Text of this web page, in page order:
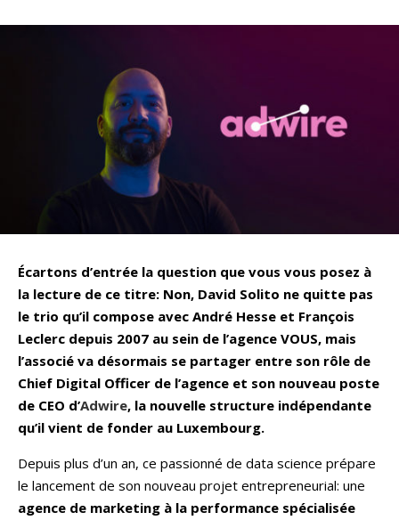
Écartons d’entrée la question que vous vous posez à
la lecture de ce titre: Non, David Solito ne quitte pas
le trio qu’il compose avec André Hesse et François
Leclerc depuis 2007 au sein de l’agence VOUS, mais
l’associé va désormais se partager entre son rôle de
Chief Digital Officer de l’agence et son nouveau poste
de CEO d’Adwire, la nouvelle structure indépendante
qu’il vient de fonder au Luxembourg.
Depuis plus d’un an, ce passionné de data science prépare
le lancement de son nouveau projet entrepreneurial: une
agence de marketing à la performance spécialisée